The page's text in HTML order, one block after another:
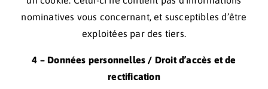
nominatives vous concernant, et susceptibles d’être
exploitées par des tiers.
4 – Données personnelles / Droit d’accès et de
rectification